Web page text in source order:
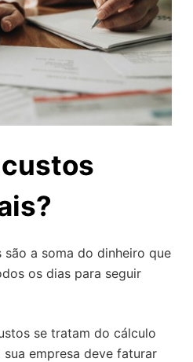
custos
são a soma do dinheiro que
os dias para seguir
se tratam do cálculo
empresa deve faturar